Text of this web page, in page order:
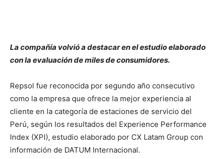
La compañía volvió a destacar en el estudio elaborado
con la evaluación de miles de consumidores.
Repsol fue reconocida por segundo año consecutivo
como la empresa que ofrece la mejor experiencia al
cliente en la categoría de estaciones de servicio del
Perú, según los resultados del Experience Performance
Index (XPI), estudio elaborado por CX Latam Group con
información de DATUM Internacional.